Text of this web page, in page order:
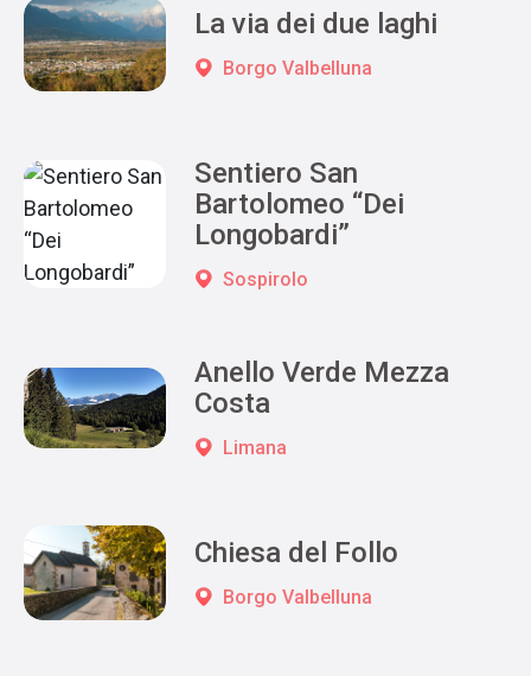
La via dei due laghi
Borgo Valbelluna
Sentiero San
Bartolomeo “Dei
Longobardi”
Sospirolo
Anello Verde Mezza
Costa
Limana
Chiesa del Follo
Borgo Valbelluna